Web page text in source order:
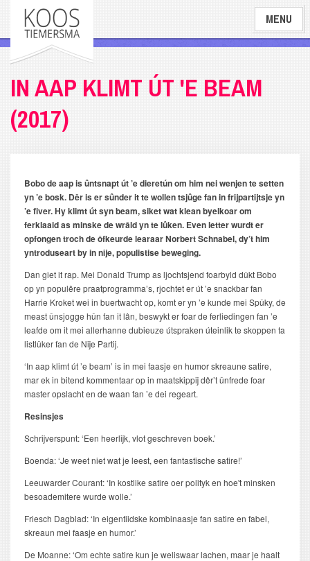
Overslaan
naar
gaan
MENU
IN AAP KLIMT ÚT 'E BEAM
(2017)
Bobo de aap is ûntsnapt út ’e dieretún om him nei wenjen te setten
yn ’e bosk. Dêr is er sûnder it te wollen tsjûge fan in frijpartijtsje yn
’e fiver. Hy klimt út syn beam, siket wat klean byelkoar om
ferklaaid as minske de wrâld yn te lûken. Even letter wurdt er
opfongen troch de ôfkeurde learaar Norbert Schnabel, dy’t him
yntroduseart by in nije, populistise beweging.
Dan giet it rap. Mei Donald Trump as ljochtsjend foarbyld dûkt Bobo
op yn populêre praatprogramma’s, rjochtet er út ’e snackbar fan
Harrie Kroket wei in buertwacht op, komt er yn ’e kunde mei Spûky, de
meast ûnsjogge hûn fan it lân, beswykt er foar de ferliedingen fan ’e
leafde om it mei allerhanne dubieuze útspraken úteinlik te skoppen ta
listlûker fan de Nije Partij.
‘In aap klimt út ’e beam’ is in mei faasje en humor skreaune satire,
mar ek in bitend kommentaar op in maatskippij dêr’t ûnfrede foar
master opslacht en de waan fan ’e dei regeart.
Resinsjes
Schrijverspunt: ‘Een heerlijk, vlot geschreven boek.’
Boenda: ‘Je weet niet wat je leest, een fantastische satire!’
Leeuwarder Courant: ‘In kostlike satire oer polityk en hoe't minsken
besoademitere wurde wolle.’
Friesch Dagblad: ‘In eigentiidske kombinaasje fan satire en fabel,
skreaun mei faasje en humor.’
De Moanne: ‘Om echte satire kun je weliswaar lachen, maar je haalt